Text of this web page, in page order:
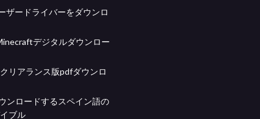
ザードライバーをダウンロ
デジタルダウンロー
リアランス版pdfダウンロ
ンロードするスペイン語の
ブル